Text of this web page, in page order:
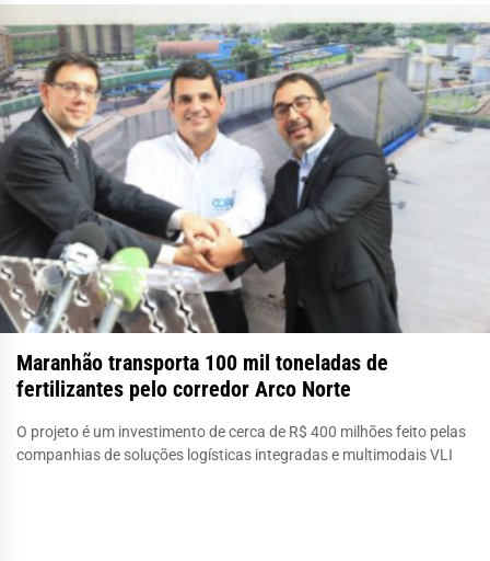
Maranhão transporta 100 mil toneladas de
fertilizantes pelo corredor Arco Norte
O projeto é um investimento de cerca de R$ 400 milhões feito pelas
companhias de soluções logísticas integradas e multimodais VLI